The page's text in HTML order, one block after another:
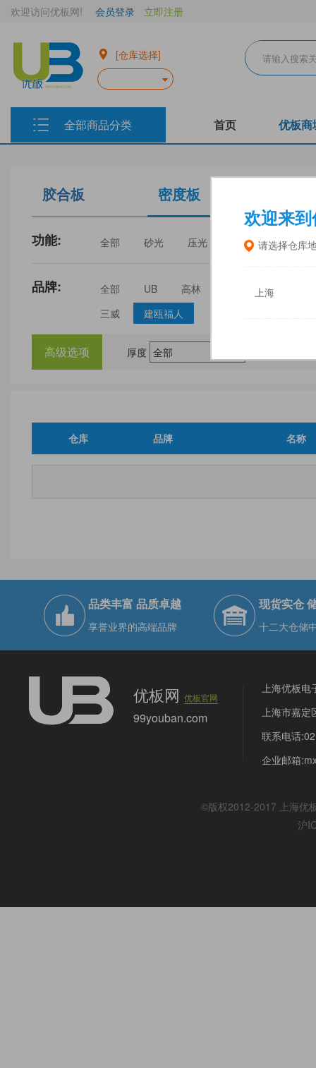
欢迎来到
请选择仓库
上海
欢迎访问优板网! 会员登录 立即注册
[仓库选择]
全部商品分类 首页 优板商
胶合板 密度板
功能: 全部 砂光 压光 家具 门板
品牌: 全部 UB 高林 中福
三威
建瓯福人
高级选项 厚度
仓库 品牌 名称
品类丰富 品质卓越
享誉业界的高端品牌
现货实仓
十二大仓储
优板网优板官网
99youban.com
上海优板电
上海市嘉定
联系电话
企业邮箱
©版权2012-2017 上海优
沪